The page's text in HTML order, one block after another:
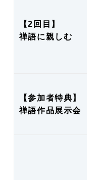
【2回目】
禅語に親しむ
【参加者特典】
禅語作品展示会